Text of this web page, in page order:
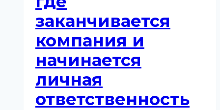
заканчивается
компания и
начинается
личная
ответственность